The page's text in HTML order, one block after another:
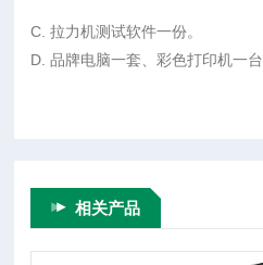
C. 拉力机测试软件一份。
D. 品牌电脑一套、彩色打印机一台
相关产品